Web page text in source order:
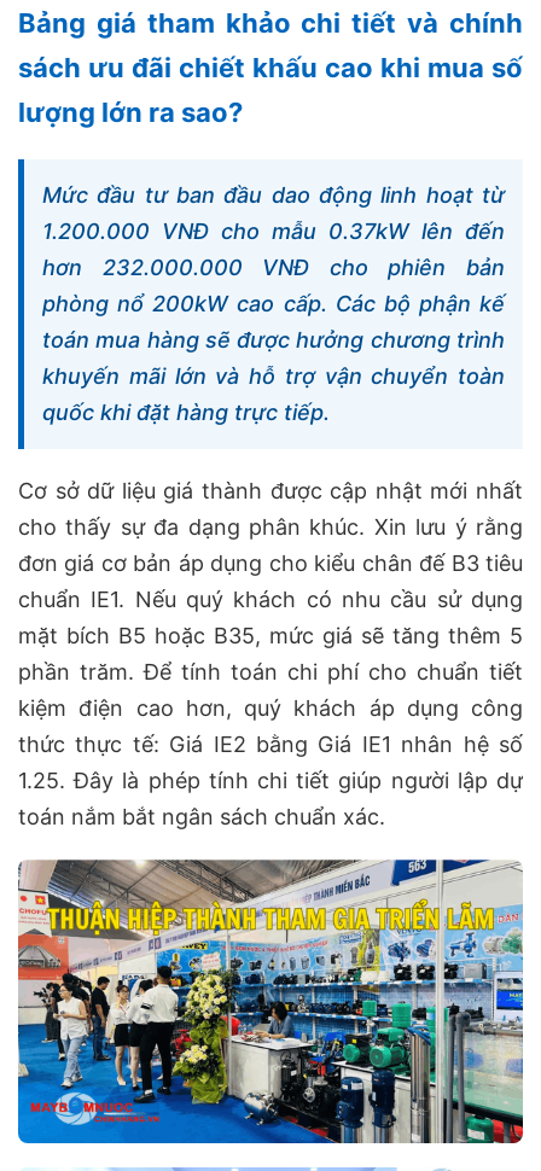
Bảng giá tham khảo chi tiết và chính
sách ưu đãi chiết khấu cao khi mua số
lượng lớn ra sao?
Mức đầu tư ban đầu dao động linh hoạt từ
1.200.000 VNĐ cho mẫu 0.37kW lên đến
hơn 232.000.000 VNĐ cho phiên bản
phòng nổ 200kW cao cấp. Các bộ phận kế
toán mua hàng sẽ được hưởng chương trình
khuyến mãi lớn và hỗ trợ vận chuyển toàn
quốc khi đặt hàng trực tiếp.
Cơ sở dữ liệu giá thành được cập nhật mới nhất
cho thấy sự đa dạng phân khúc. Xin lưu ý rằng
đơn giá cơ bản áp dụng cho kiểu chân đế B3 tiêu
chuẩn IE1. Nếu quý khách có nhu cầu sử dụng
mặt bích B5 hoặc B35, mức giá sẽ tăng thêm 5
phần trăm. Để tính toán chi phí cho chuẩn tiết
kiệm điện cao hơn, quý khách áp dụng công
thức thực tế: Giá IE2 bằng Giá IE1 nhân hệ số
1.25. Đây là phép tính chi tiết giúp người lập dự
toán nắm bắt ngân sách chuẩn xác.